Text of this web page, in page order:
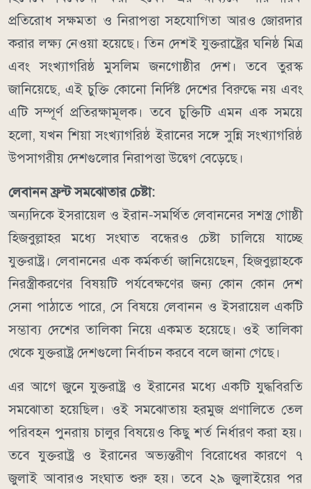
প্রতিরোধ সক্ষমতা ও নিরাপত্তা সহযোগিতা আরও জোরদার
করার লক্ষ্য নেওয়া হয়েছে।তিন দেশই যুক্তরাষ্ট্রের ঘনিষ্ঠ মিত্র
এবং সংখ্যাগরিষ্ঠ মুসলিম জনগোষ্ঠীর দেশ। তবে তুরস্ক
জানিয়েছে, এই চুক্তি কোনো নির্দিষ্ট দেশের বিরুদ্ধে নয় এবং
এটি সম্পূর্ণ প্রতিরক্ষামূলক।তবে চুক্তিটি এমন এক সময়ে
হলো, যখন শিয়া সংখ্যাগরিষ্ঠ ইরানের সঙ্গে সুন্নি সংখ্যাগরিষ্ঠ
উপসাগরীয় দেশগুলোর নিরাপত্তা উদ্বেগ বেড়েছে।
লেবানন ফ্রন্ট সমঝোতার চেষ্টা:
অন্যদিকে ইসরায়েল ও ইরান-সমর্থিত লেবাননের সশস্ত্র গোষ্ঠী
হিজবুল্লাহর মধ্যে সংঘাত বন্ধেরও চেষ্টা চালিয়ে যাচ্ছে
যুক্তরাষ্ট্র। লেবাননের এক কর্মকর্তা জানিয়েছেন, হিজবুল্লাহকে
নিরস্ত্রীকরণের বিষয়টি পর্যবেক্ষণের জন্য কোন কোন দেশ
সেনা পাঠাতে পারে, সে বিষয়ে লেবানন ও ইসরায়েল একটি
সম্ভাব্য দেশের তালিকা নিয়ে একমত হয়েছে। ওই তালিকা
থেকে যুক্তরাষ্ট্র দেশগুলো নির্বাচন করবে বলে জানা গেছে।
এর আগে জুনে যুক্তরাষ্ট্র ও ইরানের মধ্যে একটি যুদ্ধবিরতি
সমঝোতা হয়েছিল। ওই সমঝোতায় হরমুজ প্রণালিতে তেল
পরিবহন পুনরায় চালুর বিষয়েও কিছু শর্ত নির্ধারণ করা হয়।
তবে যুক্তরাষ্ট্র ও ইরানের অভ্যন্তরীণ বিরোধের কারণে ৭
জুলাই আবারও সংঘাত শুরু হয়।তবে ২৯ জুলাইয়ের পর